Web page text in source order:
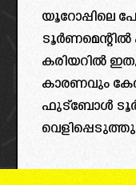
യൂറോപ്പിലെ
ടൂർണമെന്റിൽ
കരിയറിൽ
കാരണവും
ഫുട്ബോൾ